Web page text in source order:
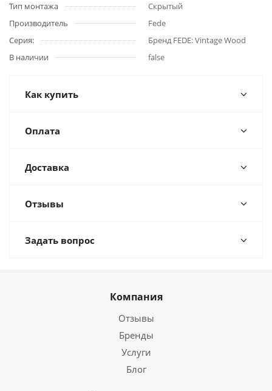
Тип монтажа
Скрытый
Производитель
Fede
Серия:
Бренд FEDE: Vintage Wood
В наличии
false
Как купить
Оплата
Доставка
Отзывы
Задать вопрос
Компания
Отзывы
Бренды
Услуги
Блог